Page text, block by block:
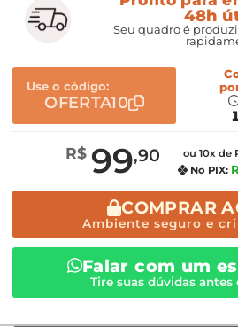
48h
Seu quadro é
Use o código:
OFERTA10
R$ 99,90
ou 10x de
No PIX:
COMPRAR
Ambiente seguro e
Falar com um
Tire suas dúvidas antes